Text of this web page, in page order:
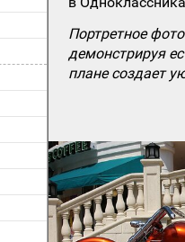
Портретное
демонстрируя
плане создает